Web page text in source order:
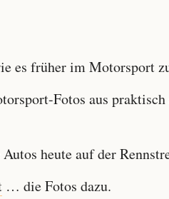
es früher im Motorsport
Fotos aus praktisch
heute auf der
… die Fotos dazu.